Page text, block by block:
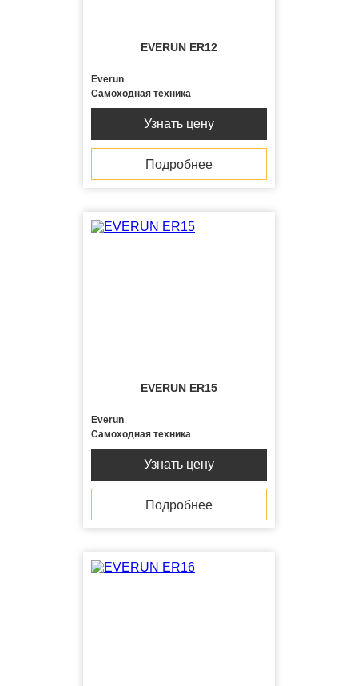
EVERUN ER12
Everun
Самоходная техника
Узнать цену
Подробнее
EVERUN ER15
Everun
Самоходная техника
Узнать цену
Подробнее